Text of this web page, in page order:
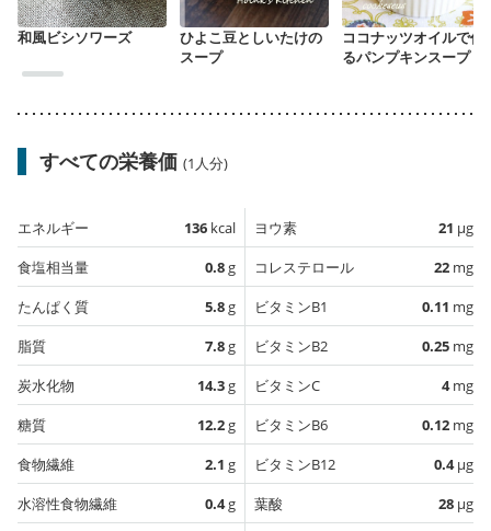
和風ビシソワーズ
ひよこ豆としいたけの
スープ
ココナッツオイルで作
るパンプキンスープ
すべての栄養価 (1人分)
エネルギー 136 kcal
食塩相当量
0.8g
たんぱく質
5.8g
脂質
7.8g
炭水化物
14.3g
糖質
12.2g
食物繊維
2.1 g
水溶性食物繊維
0.4g
ヨウ素 21 µg
コレステロール
22 mg
ビタミンB1
0.11 mg
ビタミンB2
0.25 mg
ビタミンC
4mg
ビタミンB6
0.12 mg
ビタミンB12
0.4µg
葉酸
28 µg